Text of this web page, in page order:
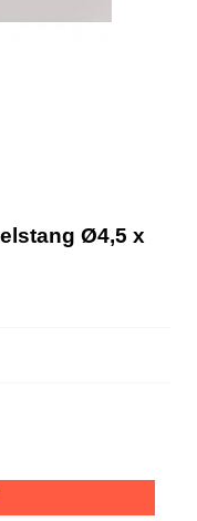
Ø4,5 x